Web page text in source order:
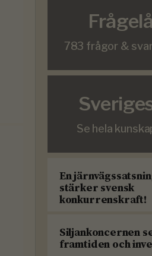
783 frågor &
Se hela
En
stärker svensk
konkurrenskraft!
Siljankoncernen
framtiden och